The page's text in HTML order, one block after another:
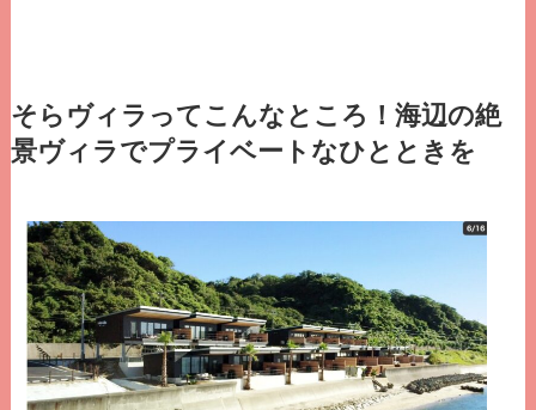
そらヴィラってこんなところ！海辺の絶
景ヴィラでプライベートなひとときを